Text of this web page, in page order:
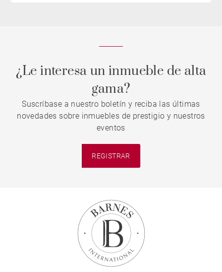
¿Le interesa un inmueble de alta
gama?
Suscríbase a nuestro boletín y reciba las últimas
novedades sobre inmuebles de prestigio y nuestros
eventos
REGISTRAR